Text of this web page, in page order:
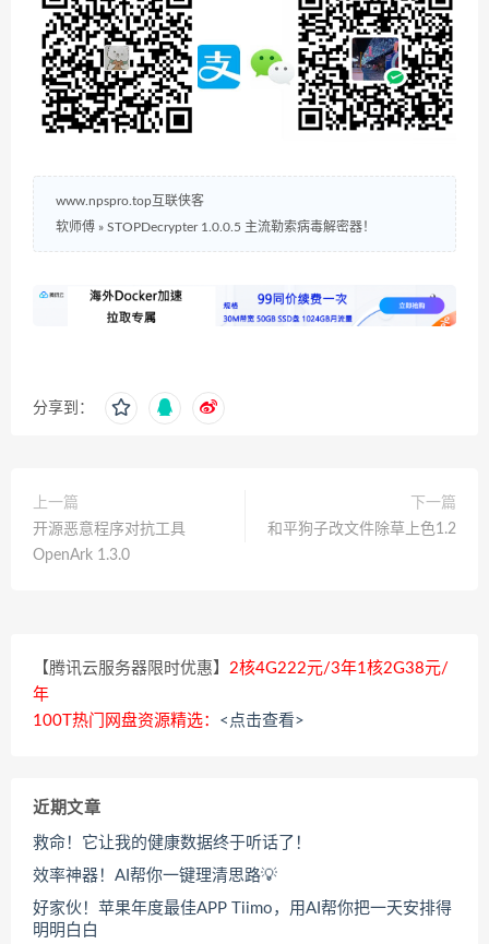
www.npspro.top互联侠客
软师傅 » STOPDecrypter 1.0.0.5 主流勒索病毒解密器！
分享到：
上一篇
开源恶意程序对抗工具
OpenArk 1.3.0
下一篇
和平狗子改文件除草上色1.2
【腾讯云服务器限时优惠】 2核4G222元/3年1核2G38元/
年
100T热门网盘资源精选： <点击查看>
近期文章
救命！它让我的健康数据终于听话了！
效率神器！AI帮你一键理清思路💡
好家伙！苹果年度最佳APP Tiimo，用AI帮你把一天安排得
明明白白